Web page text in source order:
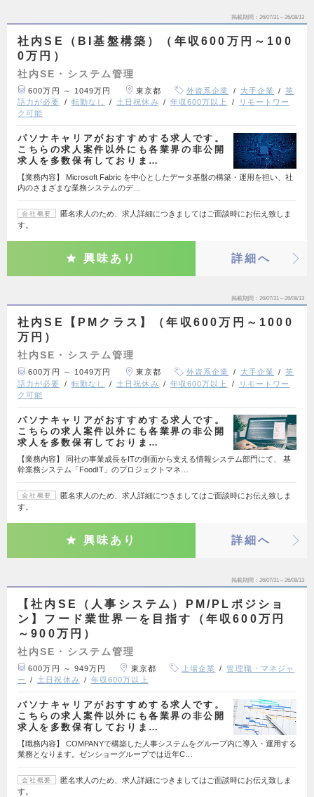
掲載期間 26/07/31～26/08/13
社内SE（BI基盤構築）（年収600万円～100
0万円）
社内SE・システム管理
600万円 ～ 1049万円 東京都 外資系企業 大手企業
英
語力が必要
転勤なし 土日祝休み 年収600万以上
リモートワー
ク可能
パソナキャリアがおすすめする求人です。
こちらの求人案件以外にも各業界の非公開
求人を多数保有しておりま…
【業務内容】 Microsoft Fabric を中心としたデータ基盤の構築・運用を担い、社
内のさまざまな業務システムのデ…
会社概要
匿名求人のため、求人詳細につきましてはご面談時にお伝え致しま
す。
興味あり 詳細へ
掲載期間 26/07/31～26/08/13
社内SE【PMクラス】（年収600万円～1000
万円）
社内SE・システム管理
600万円 ～ 1049万円 東京都 外資系企業 大手企業
英
語力が必要
転勤なし 土日祝休み 年収600万以上
リモートワー
ク可能
パソナキャリアがおすすめする求人です。
こちらの求人案件以外にも各業界の非公開
求人を多数保有しておりま…
【業務内容】 同社の事業成長をITの側面から支える情報システム部門にて、 基
幹業務システム「FoodIT」のプロジェクトマネ…
会社概要
匿名求人のため、求人詳細につきましてはご面談時にお伝え致しま
す。
興味あり 詳細へ
掲載期間 26/07/31～26/08/13
【社内SE（人事システム）PM/PLポジショ
ン】フード業世界一を目指す（年収600万円
～900万円）
社内SE・システム管理
600万円 ～ 949万円 東京都 上場企業
管理職・マネジャ
ー
土日祝休み 年収600万以上
パソナキャリアがおすすめする求人です。
こちらの求人案件以外にも各業界の非公開
求人を多数保有しておりま…
【職務内容】 COMPANYで構築した人事システムをグループ内に導入・運用する
業務となります。ゼンショーグループでは近年C…
会社概要
匿名求人のため、求人詳細につきましてはご面談時にお伝え致しま
す。